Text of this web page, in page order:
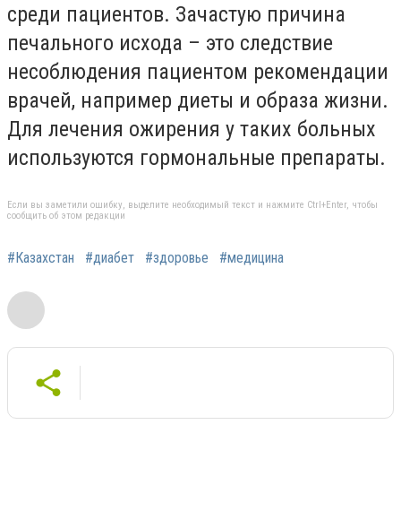
среди пациентов. Зачастую причина
печального исхода – это следствие
несоблюдения пациентом рекомендации
врачей, например диеты и образа жизни.
Для лечения ожирения у таких больных
используются гормональные препараты.
Если вы заметили ошибку, выделите необходимый текст и нажмите Ctrl+Enter, чтобы
сообщить об этом редакции
#Казахстан #диабет #здоровье #медицина